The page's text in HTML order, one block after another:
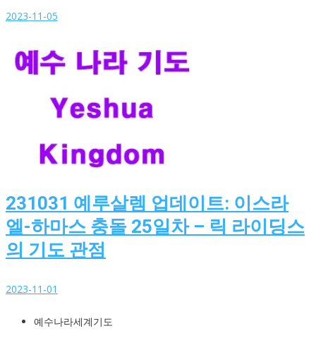
2023-11-05
231031 예루살렘 업데이트: 이스라
엘-하마스 충돌 25일차 – 릭 라이딩스
의 기도 관점
2023-11-01
예수나라세계기도
http://YeshuaKingdom.kr
예수나라세계기도